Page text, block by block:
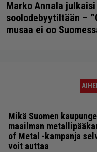
Marko Annala
soolodebyytiltään –
musaa ei oo
Mikä Suomen
maailman
of Metal -kampanja
voit auttaa